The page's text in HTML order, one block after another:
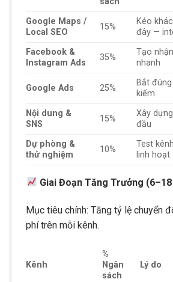
Google Maps /
Local SEO
15%
Kéo
đây —
Facebook &
Instagram Ads
35%
Tạo
nhanh
Google Ads 25%
Bắt
kiếm
Nội dung &
SNS
15%
Xây
đầu
Dự phòng &
thử nghiệm
10%
Test
linh hoạt
Giai Đoạn Tăng Trưởng
Mục tiêu chính: Tăng tỷ lệ chuyển
phí trên mỗi kênh.
Kênh
%
Ngân
sách
Lý do